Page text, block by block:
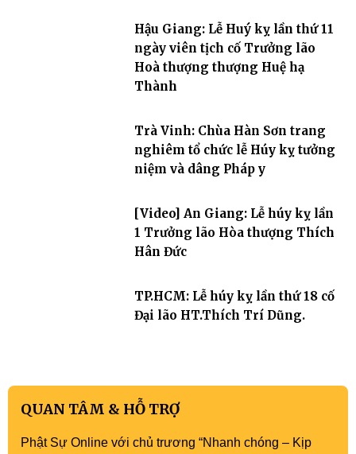
Hậu Giang: Lễ Huý kỵ lần thứ 11
ngày viên tịch cố Trưởng lão
Hoà thượng thượng Huệ hạ
Thành
Trà Vinh: Chùa Hàn Sơn trang
nghiêm tổ chức lễ Húy kỵ tưởng
niệm và dâng Pháp y
[Video] An Giang: Lễ húy kỵ lần
1 Trưởng lão Hòa thượng Thích
Hân Đức
TP.HCM: Lễ húy kỵ lần thứ 18 cố
Đại lão HT.Thích Trí Dũng.
QUAN TÂM & HỖ TRỢ
Phật Sự Online với chủ trương “Nhanh chóng – Kịp